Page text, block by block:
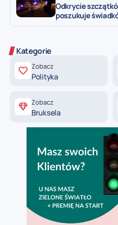
Odkrycie
poszukuje
Kategorie
Zobacz
Polityka
Zobacz
Bruksela